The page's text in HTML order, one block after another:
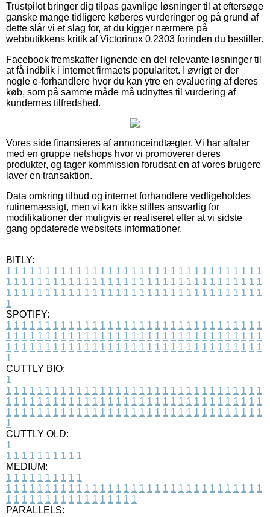
Trustpilot bringer dig tilpas gavnlige løsninger til at eftersøge
ganske mange tidligere køberes vurderinger og på grund af
dette slår vi et slag for, at du kigger nærmere på
webbutikkens kritik af Victorinox 0.2303 forinden du bestiller.
Facebook fremskaffer lignende en del relevante løsninger til
at få indblik i internet firmaets popularitet. I øvrigt er der
nogle e-forhandlere hvor du kan ytre en evaluering af deres
køb, som på samme måde må udnyttes til vurdering af
kundernes tilfredshed.
Vores side finansieres af annonceindtægter. Vi har aftaler
med en gruppe netshops hvor vi promoverer deres
produkter, og tager kommission forudsat en af vores brugere
laver en transaktion.
Data omkring tilbud og internet forhandlere vedligeholdes
rutinemæssigt, men vi kan ikke stilles ansvarlig for
modifikationer der muligvis er realiseret efter at vi sidste
gang opdaterede websitets informationer.
BITLY:
1 1 1 1 1 1 1 1 1 1 1 1 1 1 1 1 1 1 1 1 1 1 1 1 1 1 1 1 1 1 1 1 1
1 1 1 1 1 1 1 1 1 1 1 1 1 1 1 1 1 1 1 1 1 1 1 1 1 1 1 1 1 1 1 1 1
1 1 1 1 1 1 1 1 1 1 1 1 1 1 1 1 1 1 1 1 1 1 1 1 1 1 1 1 1 1 1 1 1
1
SPOTIFY:
1 1 1 1 1 1 1 1 1 1 1 1 1 1 1 1 1 1 1 1 1 1 1 1 1 1 1 1 1 1 1 1 1
1 1 1 1 1 1 1 1 1 1 1 1 1 1 1 1 1 1 1 1 1 1 1 1 1 1 1 1 1 1 1 1 1
1 1 1 1 1 1 1 1 1 1 1 1 1 1 1 1 1 1 1 1 1 1 1 1 1 1 1 1 1 1 1 1 1
1
CUTTLY BIO:
1
1 1 1 1 1 1 1 1 1 1 1 1 1 1 1 1 1 1 1 1 1 1 1 1 1 1 1 1 1 1 1 1 1
1 1 1 1 1 1 1 1 1 1 1 1 1 1 1 1 1 1 1 1 1 1 1 1 1 1 1 1 1 1 1 1 1
1 1 1 1 1 1 1 1 1 1 1 1 1 1 1 1 1 1 1 1 1 1 1 1 1 1 1 1 1 1 1 1 1
1
CUTTLY OLD:
1
1 1 1 1 1 1 1 1 1 1
MEDIUM:
1 1 1 1 1 1 1 1 1 1
1 1 1 1 1 1 1 1 1 1 1 1 1 1 1 1 1 1 1 1 1 1 1 1 1 1 1 1 1 1 1 1 1
1 1 1 1 1 1 1 1 1 1 1 1 1 1 1 1 1
PARALLELS: